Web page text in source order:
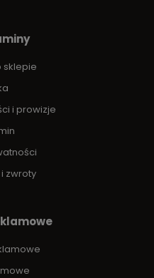
sklepie
i prowizje
zwroty